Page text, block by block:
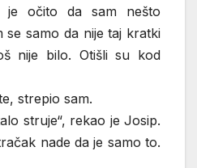
očito da sam nešto
se samo da nije taj kratki
nije bilo. Otišli su kod
strepio sam.
struje“, rekao je Josip.
nade da je samo to.